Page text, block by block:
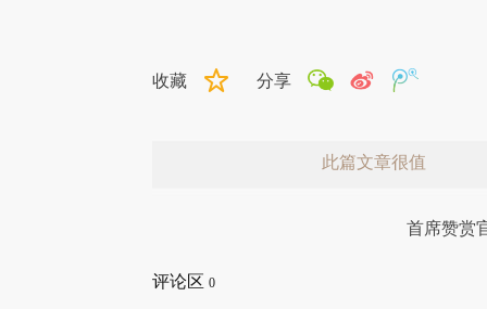
收藏 分享
此篇文章很值
首席赞赏
评论区 0